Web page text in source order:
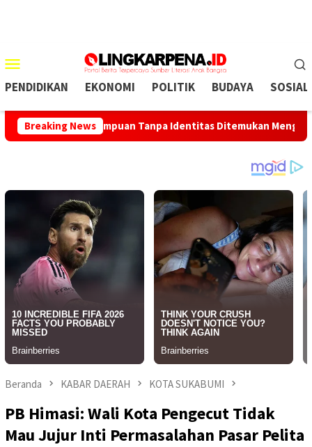
Mobile
PENDIDIKAN EKONOMI POLITIK BUDAYA SOSIAL
Breaking News
Perempuan Tanpa Identitas Ditemukan Mengambang di
Beranda KABAR DAERAH KOTA SUKABUMI
PB Himasi: Wali Kota Pengecut Tidak
Mau Jujur Inti Permasalahan Pasar Pelita